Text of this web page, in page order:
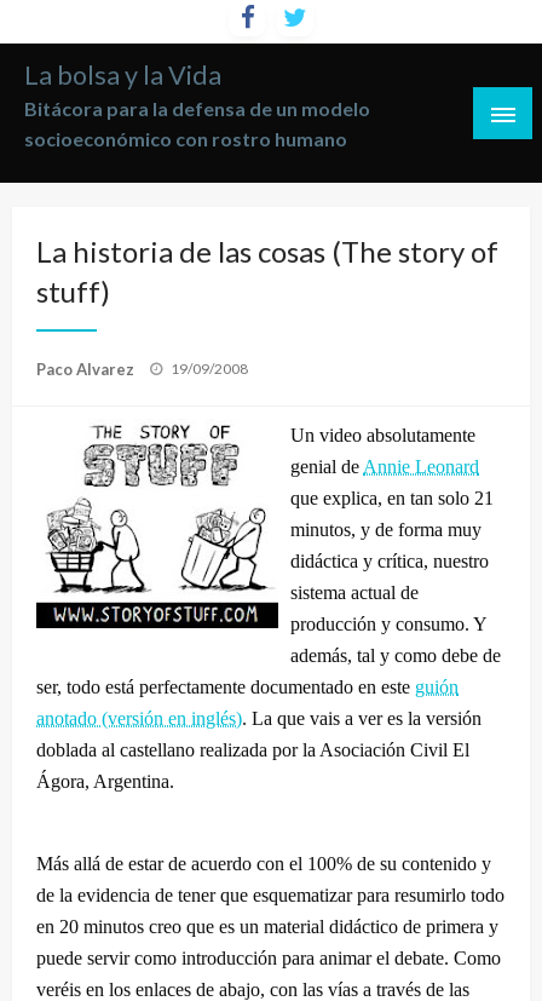
al
contenido
La bolsa y la Vida
Bitácora para la defensa de un modelo
socioeconómico con rostro humano
La historia de las cosas (The story of
stuff)
Paco Alvarez
Publicado
19/09/2008
Un video absolutamente
genial de Annie Leonard
que explica, en tan solo 21
minutos, y de forma muy
didáctica y crítica, nuestro
sistema actual de
producción y consumo. Y
además, tal y como debe de
ser, todo está perfectamente documentado en este guión
anotado (versión en inglés). La que vais a ver es la versión
doblada al castellano realizada por la Asociación Civil El
Ágora, Argentina.
Más allá de estar de acuerdo con el 100% de su contenido y
de la evidencia de tener que esquematizar para resumirlo todo
en 20 minutos creo que es un material didáctico de primera y
puede servir como introducción para animar el debate. Como
veréis en los enlaces de abajo, con las vías a través de las